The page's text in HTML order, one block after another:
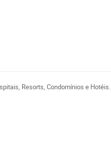
Resorts, Condomínios e Hotéis.